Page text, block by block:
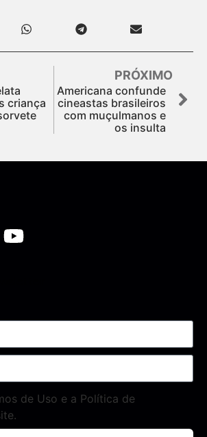
criança
PRÓXIMO
Americana confunde
cineastas brasileiros
com muçulmanos e
os insulta
de Uso e a Política de